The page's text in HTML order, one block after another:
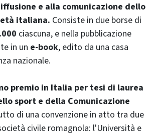
e alla comunicazione dello
italiana. Consiste in due borse di
ciascuna, e nella pubblicazione
in un e-book, edito da una casa
nazionale.
premio in Italia per tesi di laurea
sport e della Comunicazione
di una convenzione in atto tra due
civile romagnola: l'Università e